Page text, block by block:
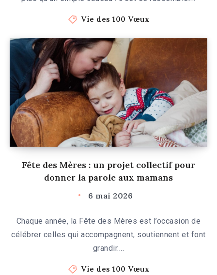
Vie des 100 Vœux
Fête des Mères : un projet collectif pour
donner la parole aux mamans
6 mai 2026
Chaque année, la Fête des Mères est l’occasion de
célébrer celles qui accompagnent, soutiennent et font
grandir….
Vie des 100 Vœux